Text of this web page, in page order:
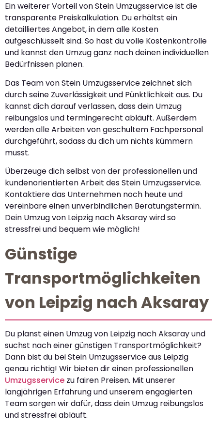
Ein weiterer Vorteil von Stein Umzugsservice ist die
transparente Preiskalkulation. Du erhältst ein
detailliertes Angebot, in dem alle Kosten
aufgeschlüsselt sind. So hast du volle Kostenkontrolle
und kannst den Umzug ganz nach deinen individuellen
Bedürfnissen planen.
Das Team von Stein Umzugsservice zeichnet sich
durch seine Zuverlässigkeit und Pünktlichkeit aus. Du
kannst dich darauf verlassen, dass dein Umzug
reibungslos und termingerecht abläuft. Außerdem
werden alle Arbeiten von geschultem Fachpersonal
durchgeführt, sodass du dich um nichts kümmern
musst.
Überzeuge dich selbst von der professionellen und
kundenorientierten Arbeit des Stein Umzugsservice.
Kontaktiere das Unternehmen noch heute und
vereinbare einen unverbindlichen Beratungstermin.
Dein Umzug von Leipzig nach Aksaray wird so
stressfrei und bequem wie möglich!
Günstige
Transportmöglichkeiten
von Leipzig nach Aksaray
Du planst einen Umzug von Leipzig nach Aksaray und
suchst nach einer günstigen Transportmöglichkeit?
Dann bist du bei Stein Umzugsservice aus Leipzig
genau richtig! Wir bieten dir einen professionellen
Umzugsservice zu fairen Preisen. Mit unserer
langjährigen Erfahrung und unserem engagierten
Team sorgen wir dafür, dass dein Umzug reibungslos
und stressfrei abläuft.